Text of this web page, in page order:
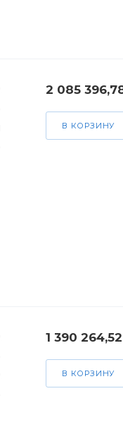
2 085
В КОРЗИНУ
1 390
В КОРЗИНУ